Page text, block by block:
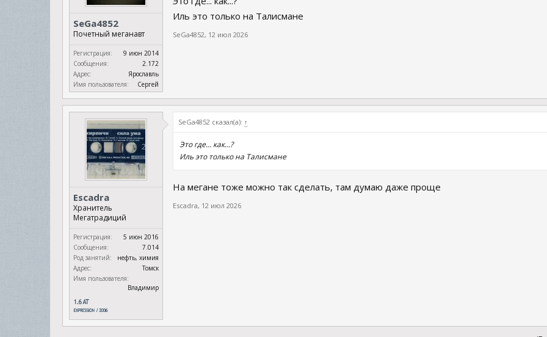
SeGa4852
Почетный меганавт
Регистрация:
9 июн 2014
Сообщения:
2.172
Адрес:
Ярославль
Имя пользователя:
Сергей
Иль это только на Талисмане
SeGa4852, 12 июл 2026
Escadra
Хранитель
Мегатрадиций
Регистрация:
5 июн 2016
Сообщения:
7.014
Род занятий:
нефть, химия
Адрес:
Томск
Имя пользователя:
Владимир
SeGa4852 сказал(а): ↑
Это где... как...?
Иль это только на Талисмане
На мегане тоже можно так сделать, там думаю даже проще
Escadra, 12 июл 2026